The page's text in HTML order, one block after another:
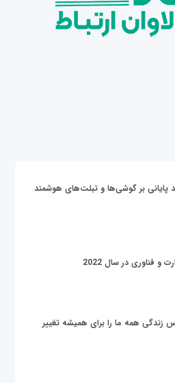
پایانی بر گوشی‌ها و تبلت‌های هوشمند
زندگی همه ما را برای همیشه تغییر